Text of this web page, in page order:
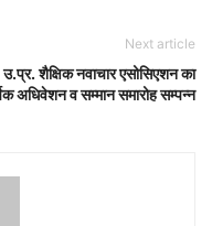
Next article
उ.प्र. शैक्षिक नवाचार एसोसिएशन का
अधिवेशन व सम्मान समारोह सम्पन्न